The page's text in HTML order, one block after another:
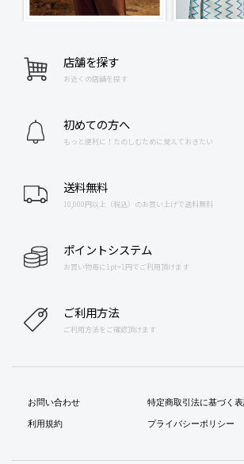
店舗を探す
お近くの店舗を探す
初めての方へ
もっと便利に！たのしむために覚えておきたい
送料無料
10,000円以上（税込）のお買い上げで送料無料
ポイントシステム
お買い物毎に1pt=1円でご利用頂けます
ご利用方法
ご利用方法をご確認頂けます
お問い合わせ
利用規約
特定商取引法に基づく
プライバシーポリシー